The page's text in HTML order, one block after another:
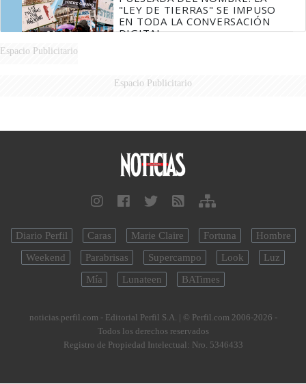
"LEY DE TIERRAS" SE IMPUSO
EN TODA LA CONVERSACIÓN
DIGITAL
Espacio Publicitario
Espacio Publicitario
Diario Perfil Caras Marie Claire Fortuna
Hombre
Weekend
Parabrisas Supercampo Look
Luz
Mía
Lunateen BATimes
noticias.perfil.com - Editorial Perfil S.A. | © Perfil.com 2006-2026 -
Todos los derechos reservados
Registro de Propiedad Intelectual: Nro. 5346433